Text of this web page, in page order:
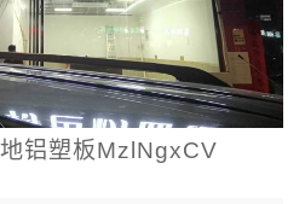
铝塑板MzlNgxCV